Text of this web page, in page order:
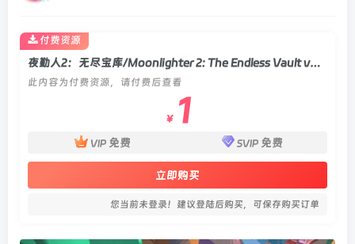
夜勤人2：无尽宝库/Moonlighter 2: The Endless Vault v0.17.10.1|动作冒险|容量4.6GB|官方中文版
此内容为付费资源，请付费后查看
￥ 1
VIP 免费 SVIP 免费
立即购买
您当前未登录！建议登陆后购买，可保存购买订单
付费资源